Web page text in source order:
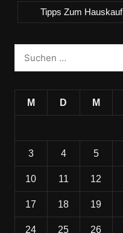
Tipps Zum Hauskauf
M D M
3 4 5
10 11 12
17 18 19
24 25 26